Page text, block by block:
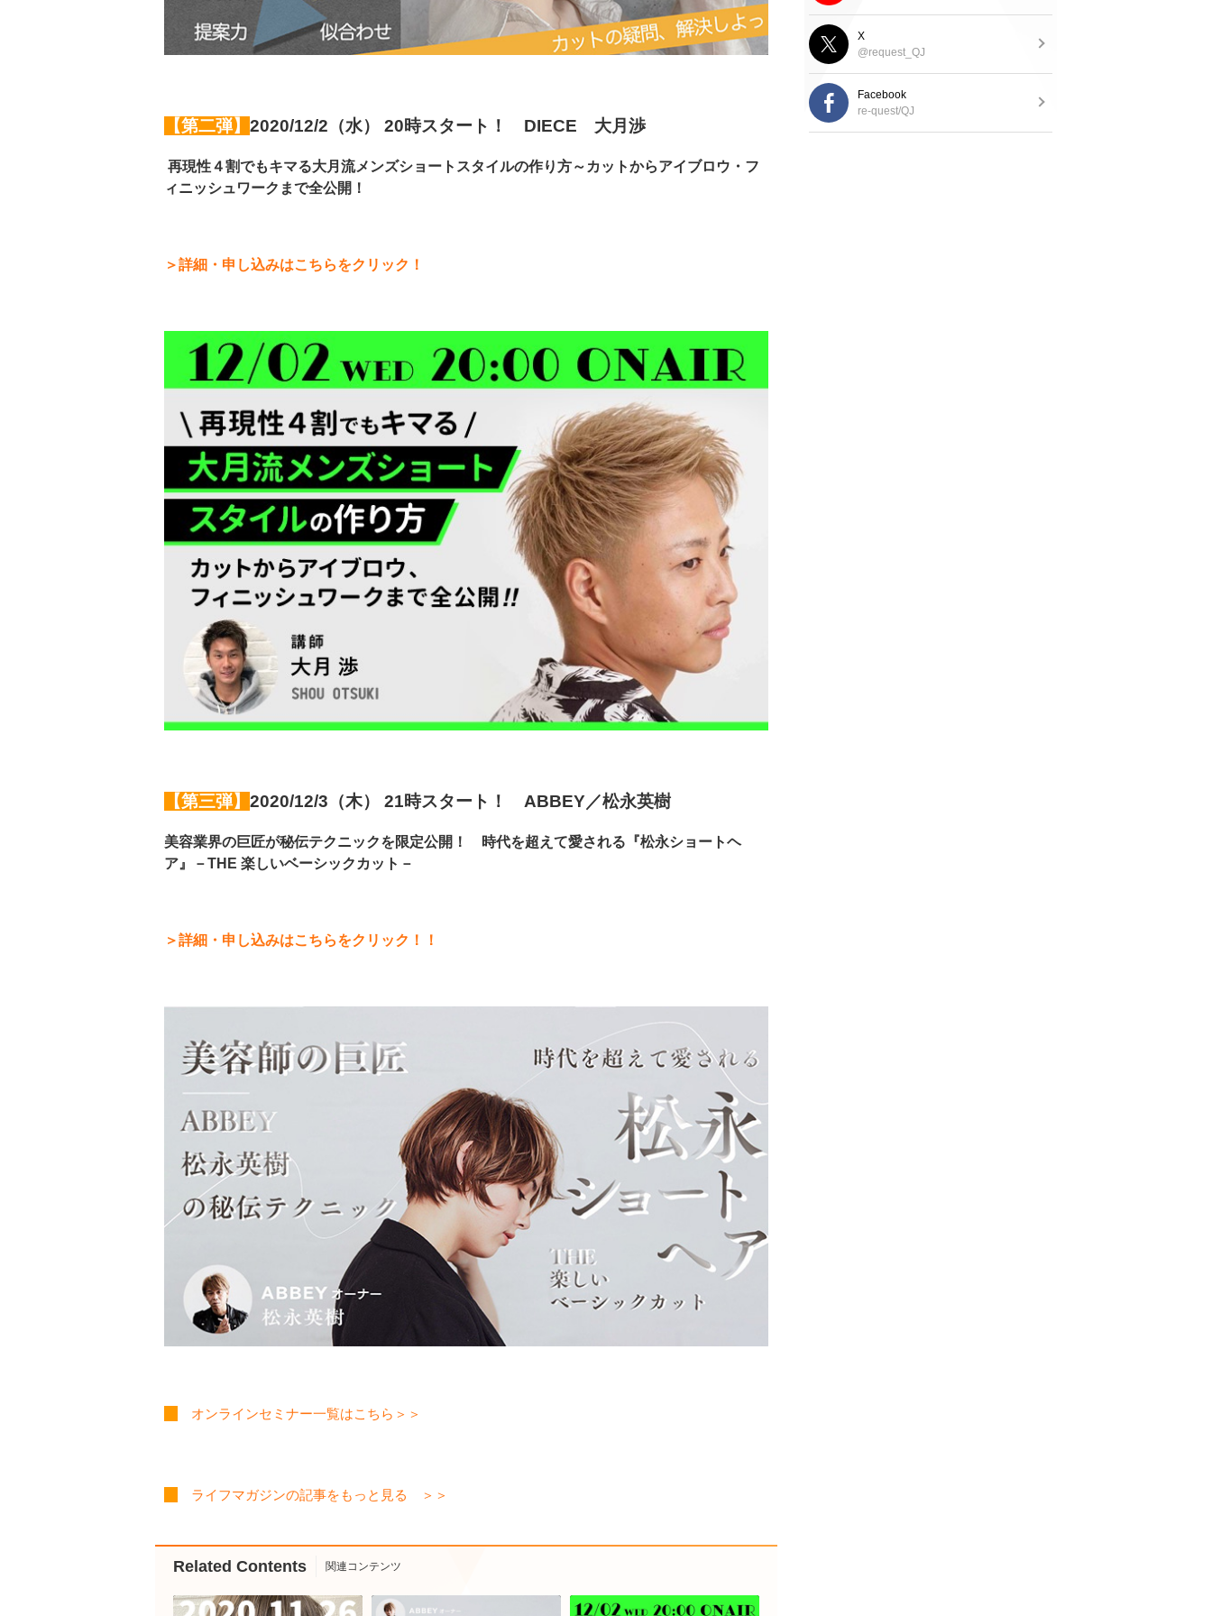
【第二弾】 2020/12/2（水） 20時スタート！ DIECE 大月渉
再現性４割でもキマる大月流メンズショートスタイルの作り方～カットからアイブロウ・フ
ィニッシュワークまで全公開！
＞詳細・申し込みはこちらをクリック！
【第三弾】 2020/12/3（木） 21時スタート！ ABBEY／松永英樹
美容業界の巨匠が秘伝テクニックを限定公開！ 時代を超えて愛される『松永ショートヘ
ア』－THE 楽しいベーシックカット－
＞詳細・申し込みはこちらをクリック！！
オンラインセミナー一覧はこちら＞＞
ライフマガジンの記事をもっと見る ＞＞
Related Contents 関連コンテンツ
X
@request_QJ
Facebook
re-quest/QJ